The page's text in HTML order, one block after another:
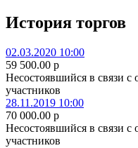
История торгов
02.03.2020 10:00
59 500.00 p
Несостоявшийся в связи
участников
28.11.2019 10:00
70 000.00 p
Несостоявшийся в связи
участников